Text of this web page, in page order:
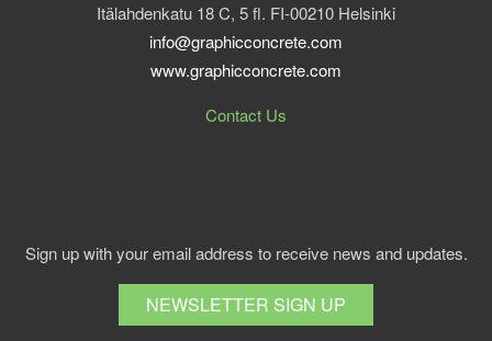
Itälahdenkatu 18 C, 5 fl. FI-00210 Helsinki
info@graphicconcrete.com
www.graphicconcrete.com
Contact Us
Sign up with your email address to receive news and updates.
NEWSLETTER SIGN UP